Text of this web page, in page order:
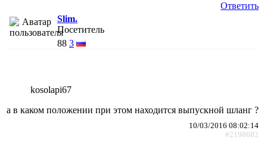
Ответить
Slim.
Посетитель
88 3
kosolapi67
а в каком положении при этом находится выпускной шланг ?
10/03/2016 08:02:14
#2198682